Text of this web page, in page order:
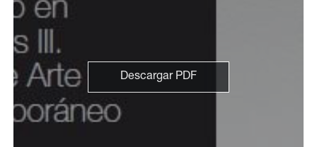
Descargar PDF